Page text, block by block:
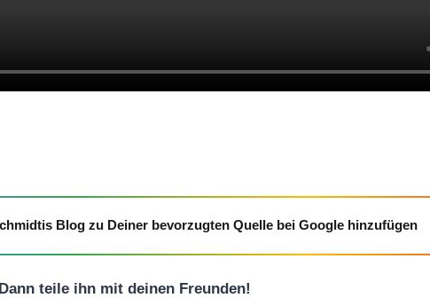
Blog zu Deiner bevorzugten Quelle bei Google hinzufügen
teile ihn mit deinen Freunden!